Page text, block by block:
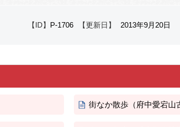
【ID】 P-1706 【更新日】 2013年9月20日
街なか散歩（府中愛宕山